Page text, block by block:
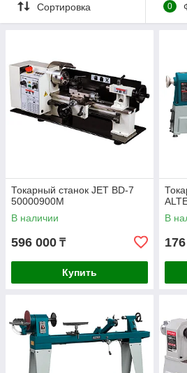
Сортировка 0
Токарный станок JET BD-7
50000900M
В наличии
596 000 ₸
Купить
В